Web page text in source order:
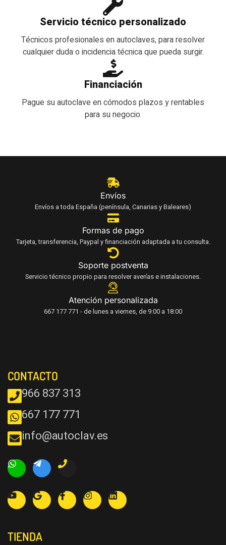
Servicio técnico personalizado
Técnicos profesionales en autoclaves, para resolver
cualquier duda o incidencia técnica que pueda surgir.
Financiación
Pague su autoclave en cómodos plazos y rentables
para su negocio.
Envíos
Envíos a toda España (península, Canarias y Baleares)
Formas de pago
Tarjeta, transferencia, Paypal y financiación adaptada a tu consulta.
Soporte postventa
Servicio técnico propio para resolver averías e instalaciones.
Atención personalizada
667 177 771 - de lunes a viernes, de 9:00 a 18:00
CONTACTO
966 837 313
667 177 771
info@autoclav.es
TIENDA